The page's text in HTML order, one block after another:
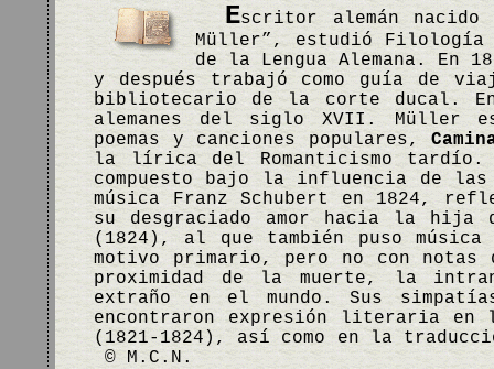
Escritor alemán nacido
Müller”, estudió Filología
de la Lengua Alemana. En
y después trabajó como guía de
bibliotecario de la corte ducal.
alemanes del siglo XVII. Müller
poemas y canciones populares,
la lírica del Romanticismo
compuesto bajo la influencia de las
música Franz Schubert en 1824,
su desgraciado amor hacia la
(1824), al que también puso
motivo primario, pero no con
proximidad de la muerte, la
extraño en el mundo. Sus
encontraron expresión literaria en
(1821-1824), así como en la
© M.C.N.